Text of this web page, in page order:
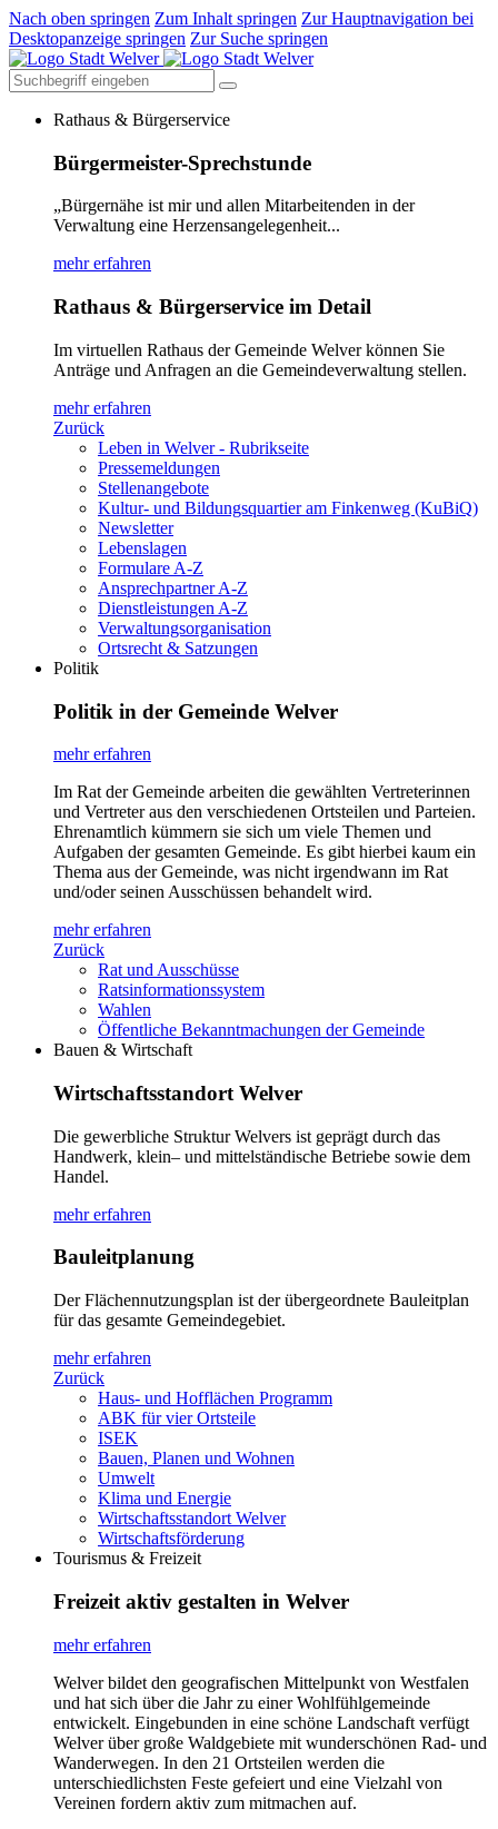
Nach oben springen Zum Inhalt springen Zur Hauptnavigation bei
Desktopanzeige springen Zur Suche springen
Rathaus & Bürgerservice
Bürgermeister-Sprechstunde
„Bürgernähe ist mir und allen Mitarbeitenden in der
Verwaltung eine Herzensangelegenheit...
mehr erfahren
Rathaus & Bürgerservice im Detail
Im virtuellen Rathaus der Gemeinde Welver können Sie
Anträge und Anfragen an die Gemeindeverwaltung stellen.
mehr erfahren
Zurück
Leben in Welver - Rubrikseite
Pressemeldungen
Stellenangebote
Kultur- und Bildungsquartier am Finkenweg (KuBiQ)
Newsletter
Lebenslagen
Formulare A-Z
Ansprechpartner A-Z
Dienstleistungen A-Z
Verwaltungsorganisation
Ortsrecht & Satzungen
Politik
Politik in der Gemeinde Welver
mehr erfahren
Im Rat der Gemeinde arbeiten die gewählten Vertreterinnen
und Vertreter aus den verschiedenen Ortsteilen und Parteien.
Ehrenamtlich kümmern sie sich um viele Themen und
Aufgaben der gesamten Gemeinde. Es gibt hierbei kaum ein
Thema aus der Gemeinde, was nicht irgendwann im Rat
und/oder seinen Ausschüssen behandelt wird.
mehr erfahren
Zurück
Rat und Ausschüsse
Ratsinformationssystem
Wahlen
Öffentliche Bekanntmachungen der Gemeinde
Bauen & Wirtschaft
Wirtschaftsstandort Welver
Die gewerbliche Struktur Welvers ist geprägt durch das
Handwerk, klein– und mittelständische Betriebe sowie dem
Handel.
mehr erfahren
Bauleitplanung
Der Flächennutzungsplan ist der übergeordnete Bauleitplan
für das gesamte Gemeindegebiet.
mehr erfahren
Zurück
Haus- und Hofflächen Programm
ABK für vier Ortsteile
ISEK
Bauen, Planen und Wohnen
Umwelt
Klima und Energie
Wirtschaftsstandort Welver
Wirtschaftsförderung
Tourismus & Freizeit
Freizeit aktiv gestalten in Welver
mehr erfahren
Welver bildet den geografischen Mittelpunkt von Westfalen
und hat sich über die Jahr zu einer Wohlfühlgemeinde
entwickelt. Eingebunden in eine schöne Landschaft verfügt
Welver über große Waldgebiete mit wunderschönen Rad- und
Wanderwegen. In den 21 Ortsteilen werden die
unterschiedlichsten Feste gefeiert und eine Vielzahl von
Vereinen fordern aktiv zum mitmachen auf.